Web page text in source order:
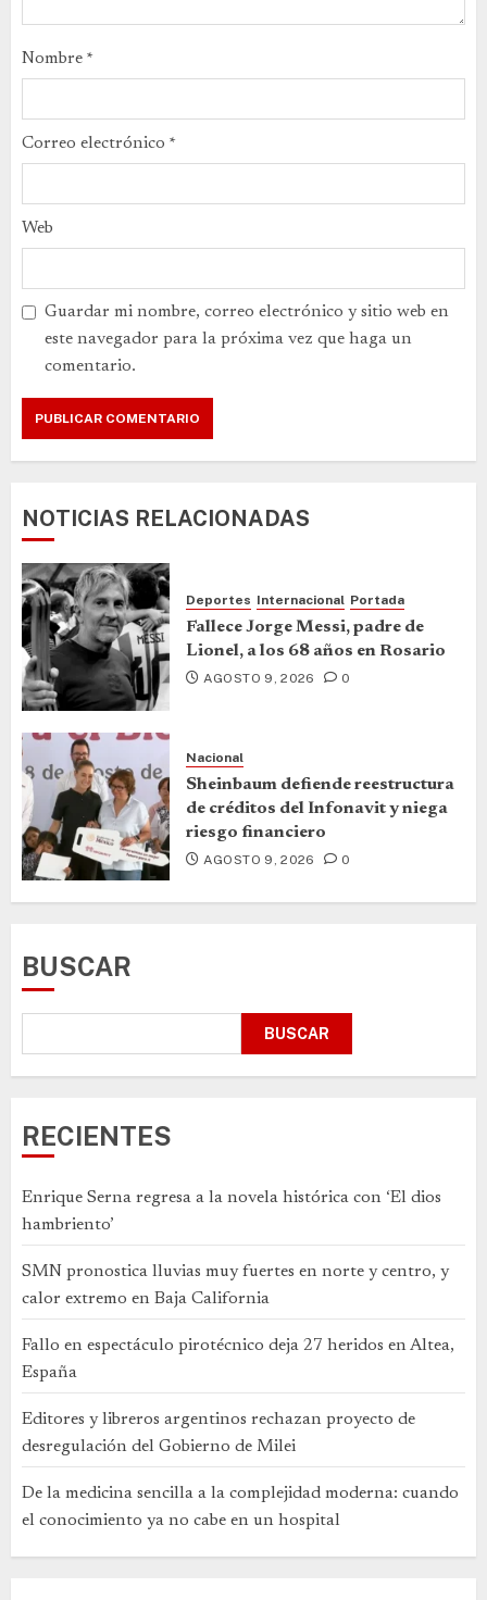
Nombre *
Correo electrónico *
Web
Guardar mi nombre, correo electrónico y sitio web en
este navegador para la próxima vez que haga un
comentario.
NOTICIAS RELACIONADAS
Deportes Internacional Portada
Fallece Jorge Messi, padre de
Lionel, a los 68 años en Rosario
AGOSTO 9, 2026 0
Nacional
Sheinbaum defiende reestructura
de créditos del Infonavit y niega
riesgo financiero
AGOSTO 9, 2026 0
BUSCAR
BUSCAR
RECIENTES
Enrique Serna regresa a la novela histórica con ‘El dios
hambriento’
SMN pronostica lluvias muy fuertes en norte y centro, y
calor extremo en Baja California
Fallo en espectáculo pirotécnico deja 27 heridos en Altea,
España
Editores y libreros argentinos rechazan proyecto de
desregulación del Gobierno de Milei
De la medicina sencilla a la complejidad moderna: cuando
el conocimiento ya no cabe en un hospital